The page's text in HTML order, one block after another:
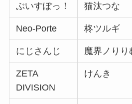
ぶいすぽっ！ 猫汰つな
Neo-Porte 柊ツルギ
にじさんじ 魔界ノりり
ZETA
DIVISION
けんき